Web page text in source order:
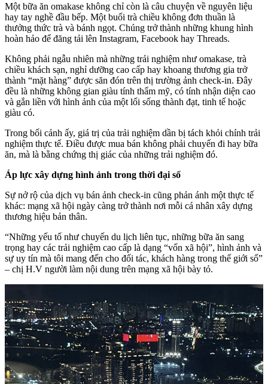
Một bữa ăn omakase không chỉ còn là câu chuyện về nguyên liệu
hay tay nghề đầu bếp. Một buổi trà chiều không đơn thuần là
thưởng thức trà và bánh ngọt. Chúng trở thành những khung hình
hoàn hảo để đăng tải lên Instagram, Facebook hay Threads.
Không phải ngẫu nhiên mà những trải nghiệm như omakase, trà
chiều khách sạn, nghỉ dưỡng cao cấp hay khoang thương gia trở
thành “mặt hàng” được săn đón trên thị trường ảnh check-in. Đây
đều là những không gian giàu tính thẩm mỹ, có tính nhận diện cao
và gắn liền với hình ảnh của một lối sống thành đạt, tinh tế hoặc
giàu có.
Trong bối cảnh ấy, giá trị của trải nghiệm dần bị tách khỏi chính trải
nghiệm thực tế. Điều được mua bán không phải chuyến đi hay bữa
ăn, mà là bằng chứng thị giác của những trải nghiệm đó.
Áp lực xây dựng hình ảnh trong thời đại số
Sự nở rộ của dịch vụ bán ảnh check-in cũng phản ánh một thực tế
khác: mạng xã hội ngày càng trở thành nơi mỗi cá nhân xây dựng
thương hiệu bản thân.
“Những yếu tố như chuyến du lịch liên tục, những bữa ăn sang
trọng hay các trải nghiệm cao cấp là dạng “vốn xã hội”, hình ảnh và
sự uy tín mà tôi mang đến cho đối tác, khách hàng trong thế giới số”
– chị H.V người làm nội dung trên mạng xã hội bày tỏ.